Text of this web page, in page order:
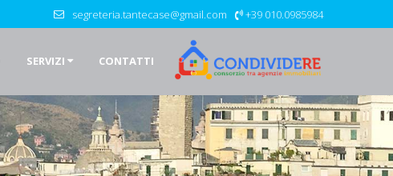
segreteria.tantecase@gmail.com +39 010.0985984
SERVIZI CONTATTI